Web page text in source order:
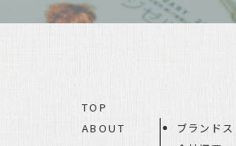
TOP
ABOUT
ブランド